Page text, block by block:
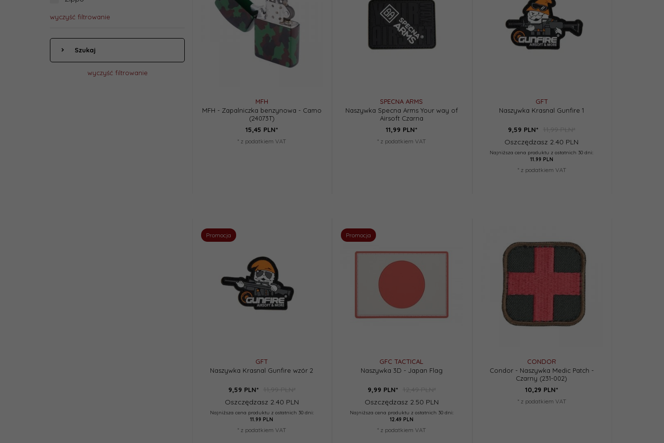
wyczyść filtrowanie
Szukaj
wyczyść filtrowanie
MFH
MFH - Zapalniczka benzynowa - Camo
(24073T)
15,45 PLN*
* z podatkiem VAT
SPECNA ARMS
Naszywka Specna Arms Your way of
Airsoft Czarna
11,99 PLN*
* z podatkiem VAT
GFT
Naszywka Krasnal Gunfire 1
9,59 PLN*
11,99 PLN*
Oszczędzasz 2.40 PLN
Najniższa cena produktu z ostatnich 30 dni:
11.99 PLN
* z podatkiem VAT
Promocja
GFT
Naszywka Krasnal Gunfire wzór 2
9,59 PLN*
11,99 PLN*
Oszczędzasz 2.40 PLN
Najniższa cena produktu z ostatnich 30 dni:
11.99 PLN
* z podatkiem VAT
Promocja
GFC TACTICAL
Naszywka 3D - Japan Flag
9,99 PLN*
12,49 PLN*
Oszczędzasz 2.50 PLN
Najniższa cena produktu z ostatnich 30 dni:
12.49 PLN
* z podatkiem VAT
CONDOR
Condor - Naszywka Medic Patch -
Czarny (231-002)
10,29 PLN*
* z podatkiem VAT